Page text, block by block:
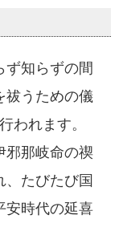
ず知らずの間
祓うための儀
われます。
邪那岐命の禊
、たびたび国
安時代の延喜